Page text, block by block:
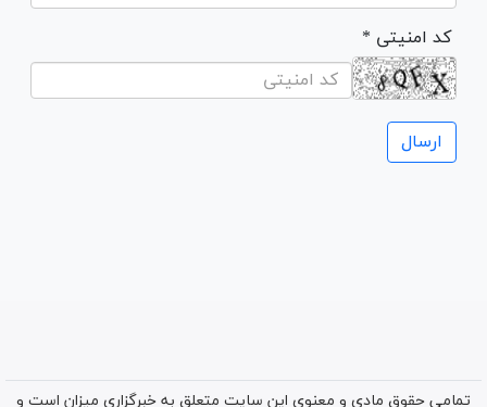
* کد امنیتی
تمامی حقوق مادی و معنوی این سایت متعلق به خبرگزاری میزان است و